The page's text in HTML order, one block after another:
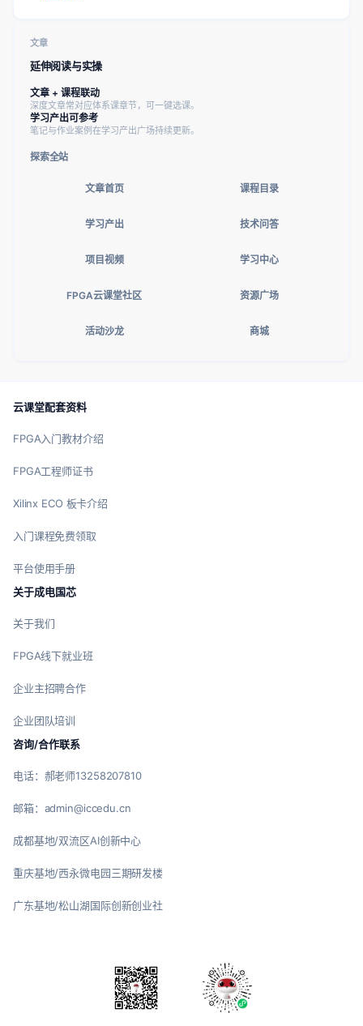
文章
延伸阅读与实操
文章 + 课程联动
深度文章常对应体系课章节，可一键选课。
学习产出可参考
笔记与作业案例在学习产出广场持续更新。
探索全站
文章首页 课程目录
学习产出 技术问答
项目视频 学习中心
FPGA云课堂社区 资源广场
活动沙龙 商城
云课堂配套资料
FPGA入门教材介绍
FPGA工程师证书
Xilinx ECO 板卡介绍
入门课程免费领取
平台使用手册
关于成电国芯
关于我们
FPGA线下就业班
企业主招聘合作
企业团队培训
咨询/合作联系
电话：郝老师13258207810
邮箱：admin@iccedu.cn
成都基地/双流区AI创新中心
重庆基地/西永微电园三期研发楼
广东基地/松山湖国际创新创业社